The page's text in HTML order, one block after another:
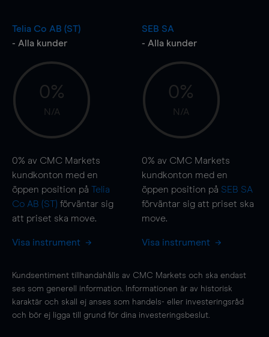
Telia Co AB (ST)
- Alla kunder
0%
N/A
0% av CMC Markets
kundkonton med en
öppen position på Telia
Co AB (ST) förväntar sig
att priset ska move.
Visa instrument
SEB SA
- Alla kunder
0%
N/A
0% av CMC Markets
kundkonton med en
öppen position på SEB SA
förväntar sig att priset ska
move.
Visa instrument
Kundsentiment tillhandahålls av CMC Markets och ska endast
ses som generell information. Informationen är av historisk
karaktär och skall ej anses som handels- eller investeringsråd
och bör ej ligga till grund för dina investeringsbeslut.